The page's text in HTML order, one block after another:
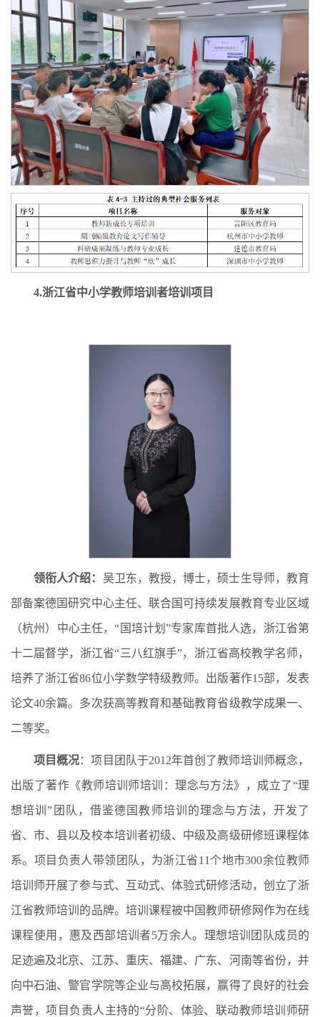
4.浙江省中小学教师培训者培训项目
领衔人介绍： 吴卫东，教授，博士，硕士生导师，教育
部备案德国研究中心主任、联合国可持续发展教育专业区域
（杭州）中心主任，“国培计划”专家库首批人选，浙江省第
十二届督学，浙江省“三八红旗手”，浙江省高校教学名师，
培养了浙江省86位小学数学特级教师。出版著作15部，发表
论文40余篇。多次获高等教育和基础教育省级教学成果一、
二等奖。
项目概况：项目团队于2012年首创了教师培训师概念，
出版了著作《教师培训师培训：理念与方法》，成立了“理
想培训”团队，借鉴德国教师培训的理念与方法，开发了
省、市、县以及校本培训者初级、中级及高级研修班课程体
系。项目负责人带领团队，为浙江省11个地市300余位教师
培训师开展了参与式、互动式、体验式研修活动，创立了浙
江省教师培训的品牌。培训课程被中国教师研修网作为在线
课程使用，惠及西部培训者5万余人。理想培训团队成员的
足迹遍及北京、江苏、重庆、福建、广东、河南等省份，并
向中石油、警官学院等企业与高校拓展，赢得了良好的社会
声誉，项目负责人主持的“分阶、体验、联动教师培训师研